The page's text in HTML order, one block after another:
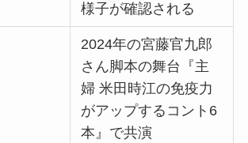
様子が確認される
2024年の宮藤官九郎
さん脚本の舞台『主
婦 米田時江の免疫力
がアップするコント6
本』で共演